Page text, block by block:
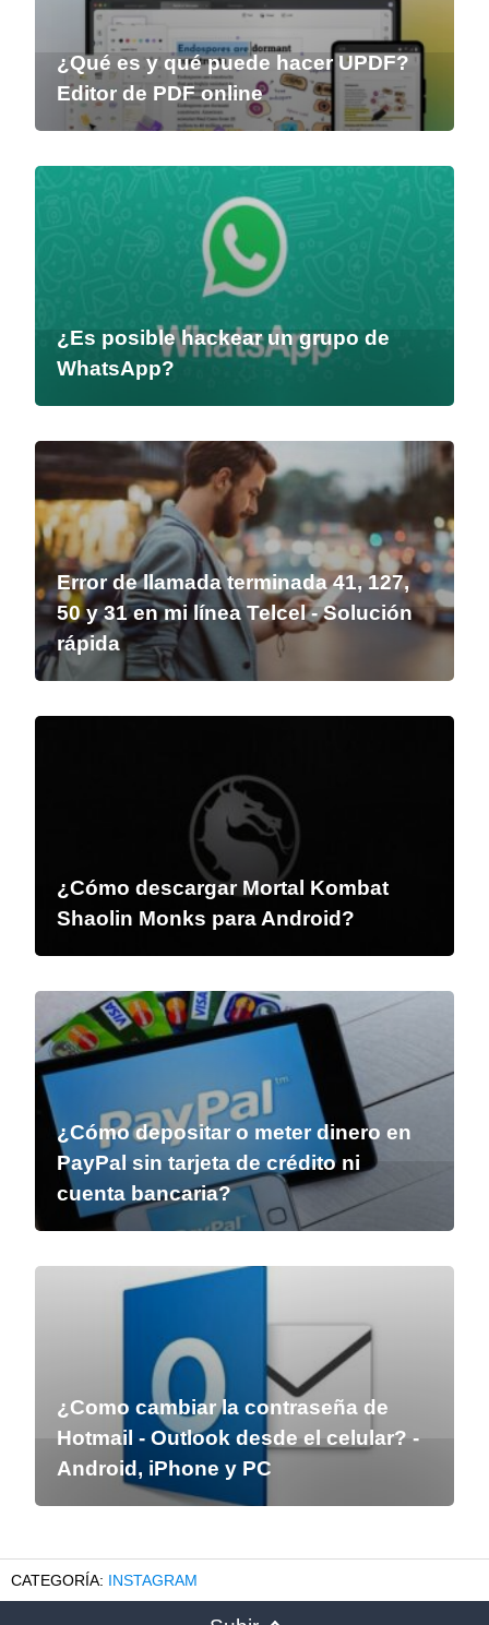
¿Qué es y qué puede hacer UPDF?
Editor de PDF online
¿Es posible hackear un grupo de
WhatsApp?
Error de llamada terminada 41, 127,
50 y 31 en mi línea Telcel - Solución
rápida
¿Cómo descargar Mortal Kombat
Shaolin Monks para Android?
¿Cómo depositar o meter dinero en
PayPal sin tarjeta de crédito ni
cuenta bancaria?
¿Como cambiar la contraseña de
Hotmail - Outlook desde el celular? -
Android, iPhone y PC
INSTAGRAM